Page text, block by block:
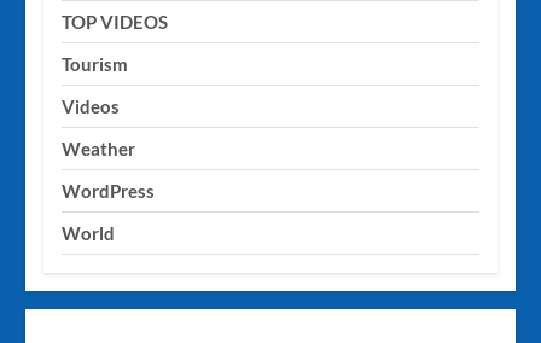
TOP VIDEOS
Tourism
Videos
Weather
WordPress
World